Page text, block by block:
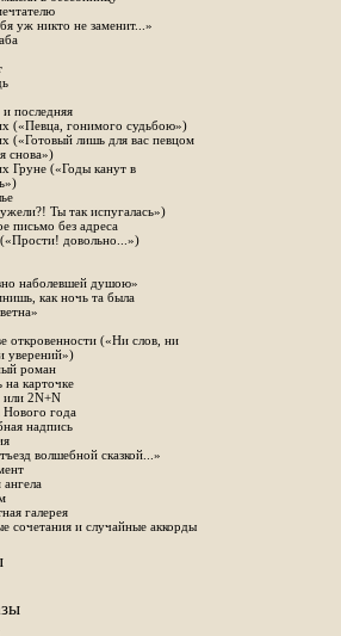
уж никто не заменит...»
и последняя
(«Певца, гонимого судьбою»)
(«Готовый лишь для вас певцом
снова»)
Груне («Годы канут в
Ты так испугалась»)
письмо без адреса
довольно...»)
наболевшей душою»
как ночь та была
откровенности («Ни слов, ни
уверений»)
роман
на карточке
или 2N+N
Нового года
надпись
волшебной сказкой...»
галерея
сочетания и случайные аккорды